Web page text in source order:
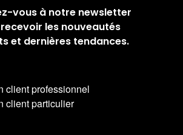
vous à notre newsletter
les nouveautés
et dernières tendances.
client professionnel
client particulier